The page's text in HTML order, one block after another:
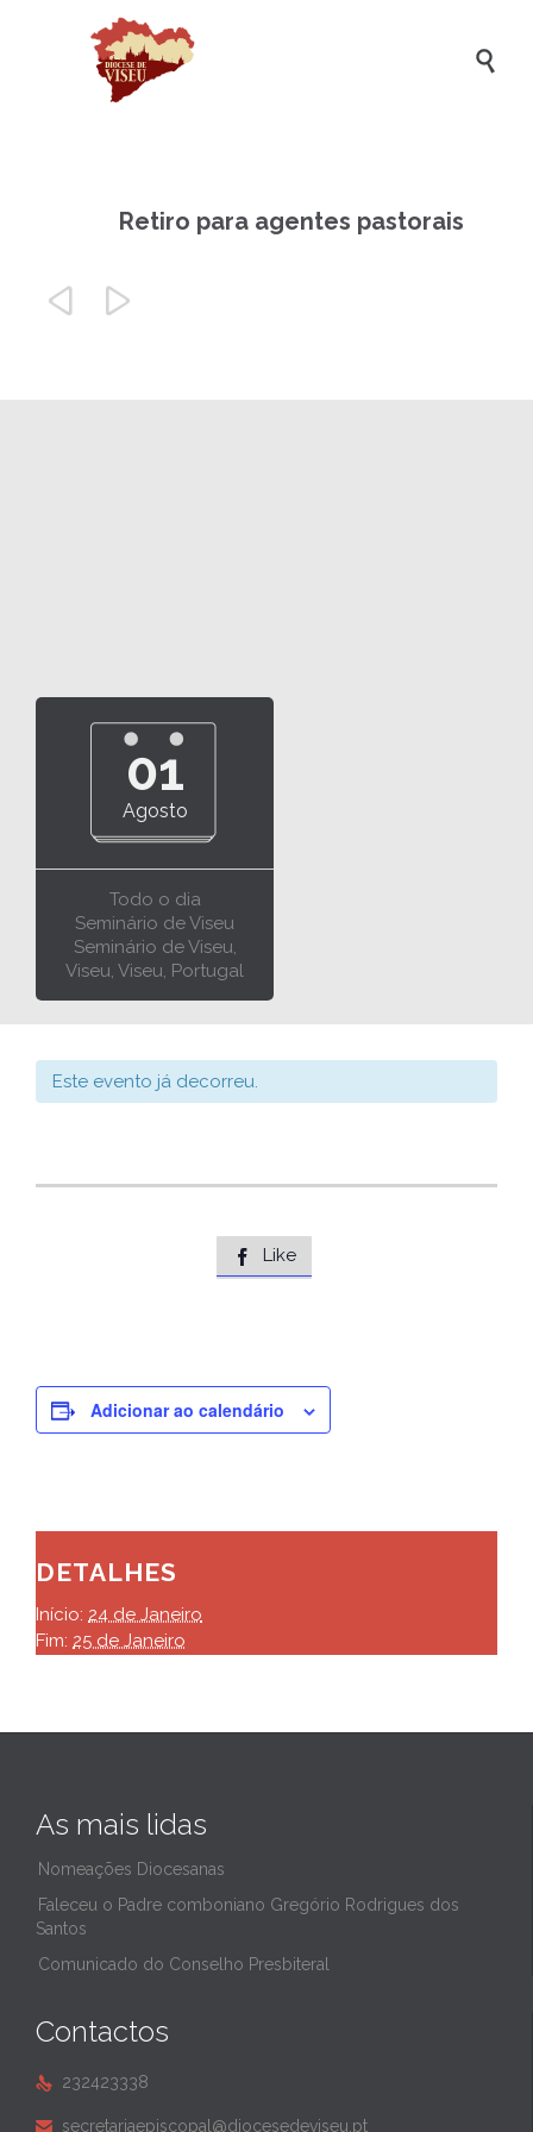

Retiro para agentes pastorais
 
01
Agosto
Todo o dia
Seminário de Viseu
Seminário de Viseu,
Viseu, Viseu, Portugal
Este evento já decorreu.
 Like
Adicionar ao calendário
DETALHES
Início: 24 de Janeiro
Fim: 25 de Janeiro
As mais lidas
Nomeações Diocesanas
Faleceu o Padre comboniano Gregório Rodrigues dos
Santos
Comunicado do Conselho Presbiteral
Contactos
 232423338
 secretariaepiscopal@diocesedeviseu.pt